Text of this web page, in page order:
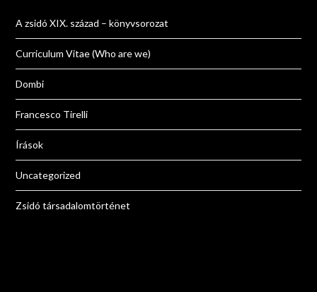
A zsidó XIX. század – könyvsorozat
Curriculum Vitae (Who are we)
Dombi
Francesco Tirelli
Írások
Uncategorized
Zsidó társadalomtörténet